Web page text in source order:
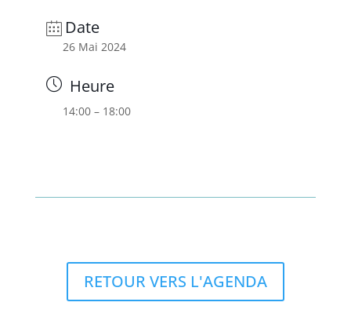
Date
26 Mai 2024
Heure
14:00 – 18:00
RETOUR VERS L'AGENDA